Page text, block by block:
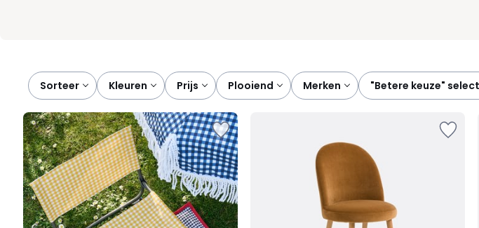
Sorteer kleuren prijs plooiend merken "betere keuze"